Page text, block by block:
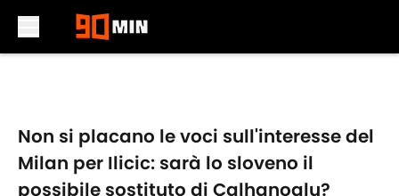
Non si placano le voci sull'interesse del
Milan per Ilicic: sarà lo sloveno il
possibile sostituto di Calhanoglu?